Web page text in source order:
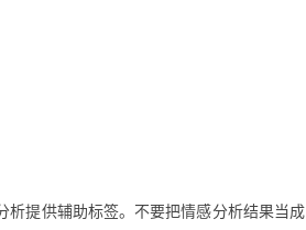
析提供辅助标签。不要把情感分析结果当成